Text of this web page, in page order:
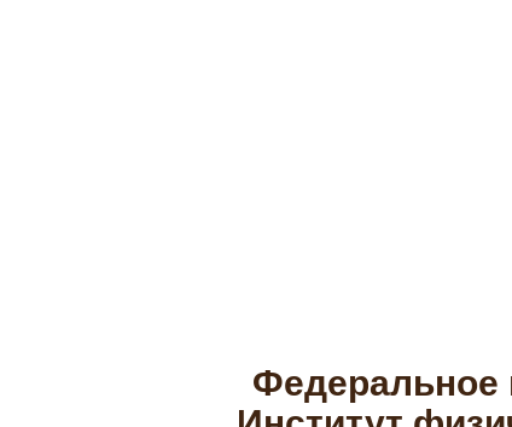
Федеральное